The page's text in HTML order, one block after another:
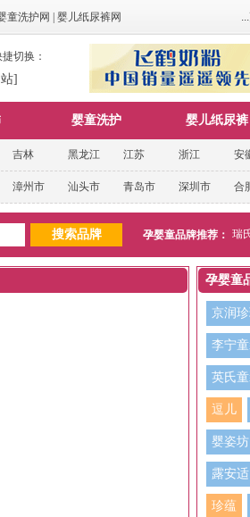
童洗护网 婴儿纸尿裤网
切换：
]
婴童洗护 婴儿纸尿裤
吉林 黑龙江 江苏 浙江 安
漳州市 汕头市 青岛市 深圳市 合
孕婴童品牌推荐： 瑞
孕婴童
京润
李宁
英氏
逗儿
婴姿坊
露安适
珍蕴